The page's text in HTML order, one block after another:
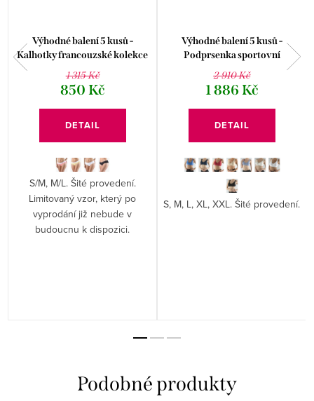
Výhodné balení 5 kusů -
Kalhotky francouzské kolekce
Disco 18 14159P
1 315 Kč
850 Kč
DETAIL
S/M, M/L. Šité provedení.
Limitovaný vzor, který po
vyprodání již nebude v
budoucnu k dispozici.
Výhodné balení 5 kusů -
Podprsenka sportovní
jednobarevná 97017P
2 910 Kč
1 886 Kč
DETAIL
S, M, L, XL, XXL. Šité provedení.